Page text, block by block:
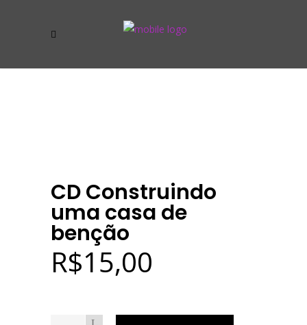
CD Construindo
uma casa de
benção
R$15,00